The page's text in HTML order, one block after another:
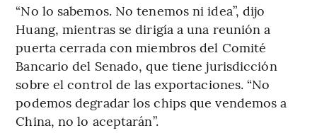
“No lo sabemos. No tenemos ni idea”, dijo
Huang, mientras se dirigía a una reunión a
puerta cerrada con miembros del Comité
Bancario del Senado, que tiene jurisdicción
sobre el control de las exportaciones. “No
podemos degradar los chips que vendemos a
China, no lo aceptarán”.